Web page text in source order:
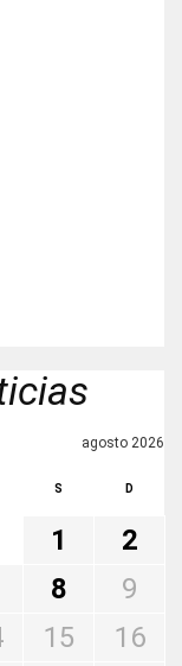
agosto 2026
S D
1
2
8
9
15
16